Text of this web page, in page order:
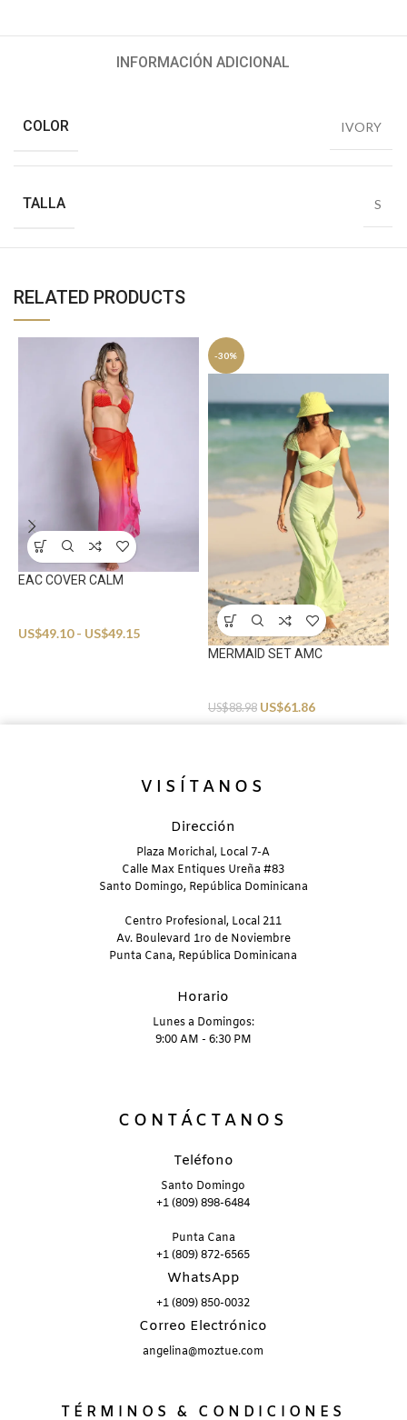
INFORMACIÓN ADICIONAL
COLOR IVORY
TALLA S
RELATED PRODUCTS
EAC COVER CALM
US$49.10 - US$49.15
-30%
MERMAID SET AMC
US$88.98 US$61.86
VISÍTANOS
Dirección
Plaza Morichal, Local 7-A
Calle Max Entiques Ureña #83
Santo Domingo, República Dominicana
Centro Profesional, Local 211
Av. Boulevard 1ro de Noviembre
Punta Cana, República Dominicana
Horario
Lunes a Domingos:
9:00 AM - 6:30 PM
CONTÁCTANOS
Teléfono
Santo Domingo
+1 (809) 898-6484
Punta Cana
+1 (809) 872-6565
WhatsApp
+1 (809) 850-0032
Correo Electrónico
angelina@moztue.com
TÉRMINOS & CONDICIONES